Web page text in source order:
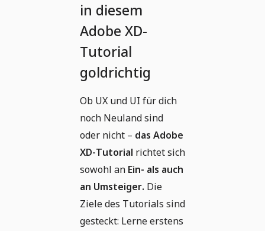
in diesem
Adobe XD-
Tutorial
goldrichtig
Ob UX und UI für dich
noch Neuland sind
oder nicht – das Adobe
XD-Tutorial richtet sich
sowohl an Ein- als auch
an Umsteiger. Die
Ziele des Tutorials sind
gesteckt: Lerne erstens